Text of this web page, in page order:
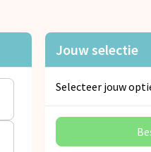
Jouw selectie
Selecteer jouw